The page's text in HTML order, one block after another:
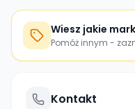
Wiesz jakie
Pomóż innym -
Kontakt